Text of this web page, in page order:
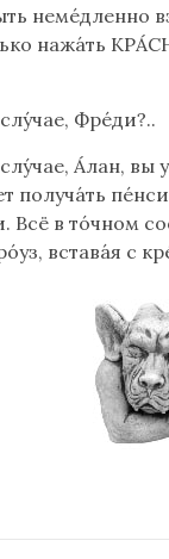
неме́дленно
нажа́ть
Фре́ди?..
А́лан, вы
получа́ть
Всё в то́чном
встава́я с